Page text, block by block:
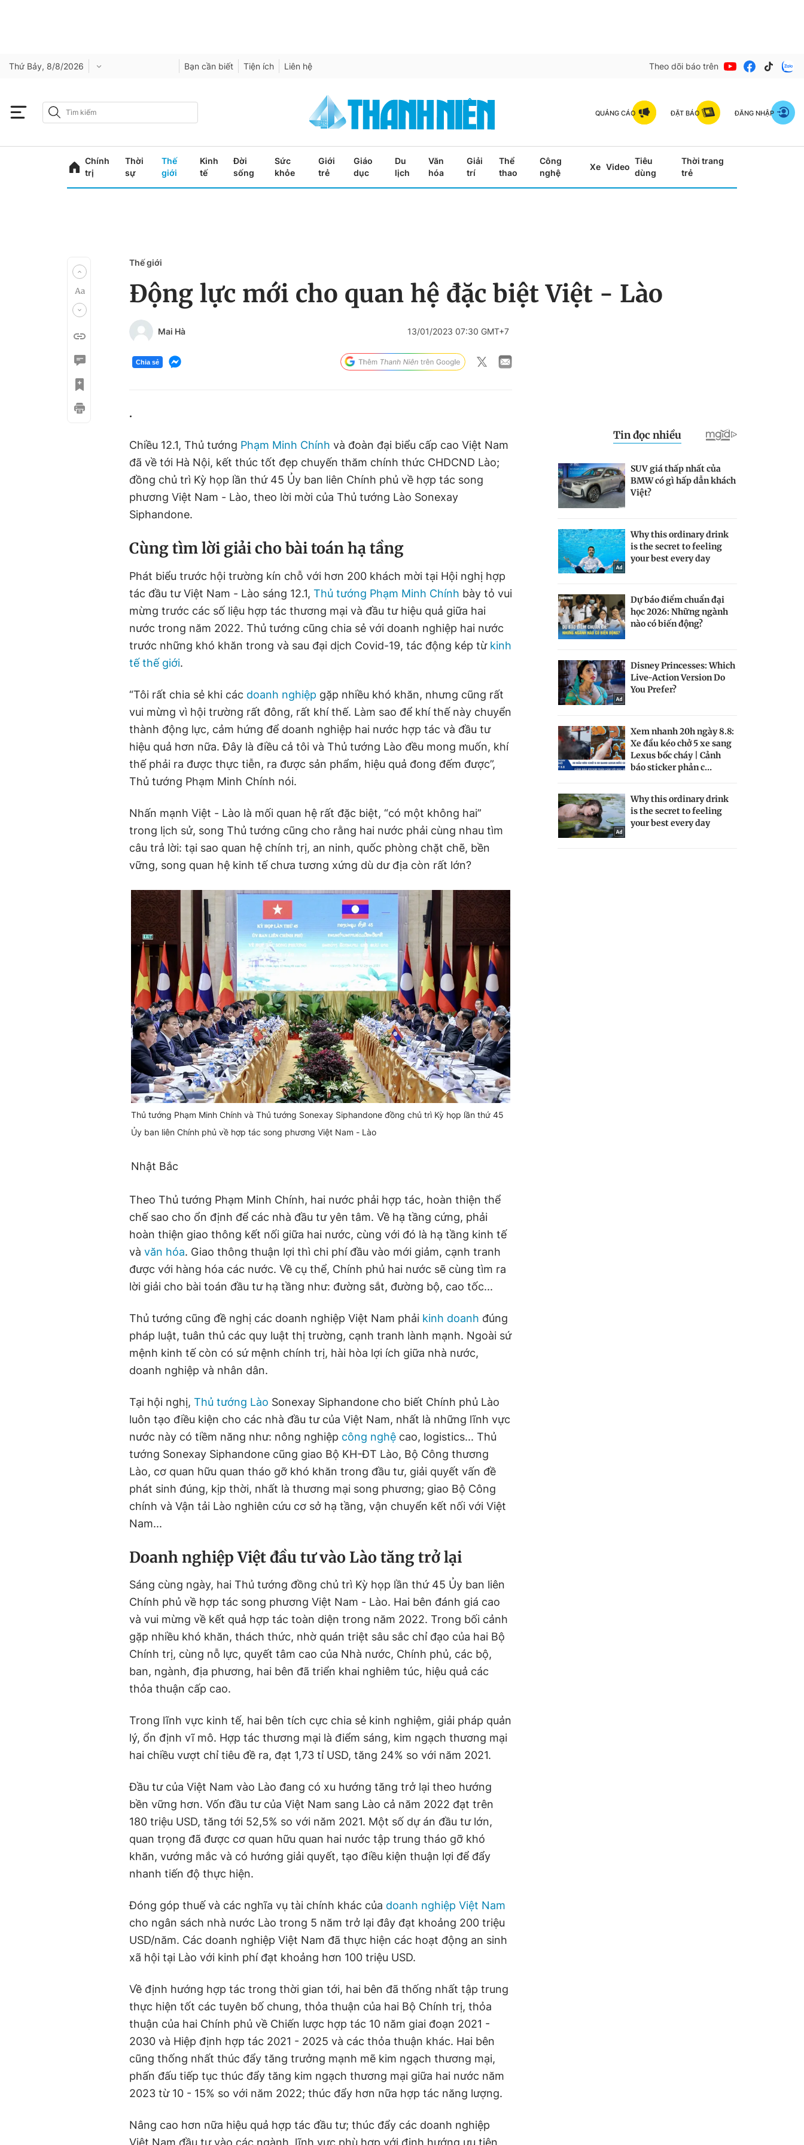
Thứ Bảy, 8/8/2026 Bạn cần biết Tiện ích Liên hệ Theo dõi báo trên
QUẢNG CÁO ĐẶT BÁO ĐĂNG NHẬP
Chính
trị
Thời
sự
Thế
giới
Kinh
tế
Đời
sống
Sức
khỏe
Giới
trẻ
Giáo
dục
Du
lịch
Văn
hóa
Giải
trí
Thể
thao
Công
nghệ
Xe Video
Tiêu
dùng
Thời trang
trẻ
Thế giới
Động lực mới cho quan hệ đặc biệt Việt - Lào
Mai Hà 13/01/2023 07:30 GMT+7
Chia sẻ
.
Chiều 12.1, Thủ tướng Phạm Minh Chính và đoàn đại biểu cấp cao Việt Nam
đã về tới Hà Nội, kết thúc tốt đẹp chuyến thăm chính thức CHDCND Lào;
đồng chủ trì Kỳ họp lần thứ 45 Ủy ban liên Chính phủ về hợp tác song
phương Việt Nam - Lào, theo lời mời của Thủ tướng Lào Sonexay
Siphandone.
Cùng tìm lời giải cho bài toán hạ tầng
Phát biểu trước hội trường kín chỗ với hơn 200 khách mời tại Hội nghị hợp
tác đầu tư Việt Nam - Lào sáng 12.1, Thủ tướng Phạm Minh Chính bày tỏ vui
mừng trước các số liệu hợp tác thương mại và đầu tư hiệu quả giữa hai
nước trong năm 2022. Thủ tướng cũng chia sẻ với doanh nghiệp hai nước
trước những khó khăn trong và sau đại dịch Covid-19, tác động kép từ kinh
tế thế giới.
“Tôi rất chia sẻ khi các doanh nghiệp gặp nhiều khó khăn, nhưng cũng rất
vui mừng vì hội trường rất đông, rất khí thế. Làm sao để khí thế này chuyển
thành động lực, cảm hứng để doanh nghiệp hai nước hợp tác và đầu tư
hiệu quả hơn nữa. Đây là điều cả tôi và Thủ tướng Lào đều mong muốn, khí
thế phải ra được thực tiễn, ra được sản phẩm, hiệu quả đong đếm được”,
Thủ tướng Phạm Minh Chính nói.
Nhấn mạnh Việt - Lào là mối quan hệ rất đặc biệt, “có một không hai”
trong lịch sử, song Thủ tướng cũng cho rằng hai nước phải cùng nhau tìm
câu trả lời: tại sao quan hệ chính trị, an ninh, quốc phòng chặt chẽ, bền
vững, song quan hệ kinh tế chưa tương xứng dù dư địa còn rất lớn?
Thủ tướng Phạm Minh Chính và Thủ tướng Sonexay Siphandone đồng chủ trì Kỳ họp lần thứ 45
Ủy ban liên Chính phủ về hợp tác song phương Việt Nam - Lào
Nhật Bắc
Theo Thủ tướng Phạm Minh Chính, hai nước phải hợp tác, hoàn thiện thể
chế sao cho ổn định để các nhà đầu tư yên tâm. Về hạ tầng cứng, phải
hoàn thiện giao thông kết nối giữa hai nước, cùng với đó là hạ tầng kinh tế
và văn hóa. Giao thông thuận lợi thì chi phí đầu vào mới giảm, cạnh tranh
được với hàng hóa các nước. Về cụ thể, Chính phủ hai nước sẽ cùng tìm ra
lời giải cho bài toán đầu tư hạ tầng như: đường sắt, đường bộ, cao tốc...
Thủ tướng cũng đề nghị các doanh nghiệp Việt Nam phải kinh doanh đúng
pháp luật, tuân thủ các quy luật thị trường, cạnh tranh lành mạnh. Ngoài sứ
mệnh kinh tế còn có sứ mệnh chính trị, hài hòa lợi ích giữa nhà nước,
doanh nghiệp và nhân dân.
Tại hội nghị, Thủ tướng Lào Sonexay Siphandone cho biết Chính phủ Lào
luôn tạo điều kiện cho các nhà đầu tư của Việt Nam, nhất là những lĩnh vực
nước này có tiềm năng như: nông nghiệp công nghệ cao, logistics... Thủ
tướng Sonexay Siphandone cũng giao Bộ KH-ĐT Lào, Bộ Công thương
Lào, cơ quan hữu quan tháo gỡ khó khăn trong đầu tư, giải quyết vấn đề
phát sinh đúng, kịp thời, nhất là thương mại song phương; giao Bộ Công
chính và Vận tải Lào nghiên cứu cơ sở hạ tầng, vận chuyển kết nối với Việt
Nam...
Doanh nghiệp Việt đầu tư vào Lào tăng trở lại
Sáng cùng ngày, hai Thủ tướng đồng chủ trì Kỳ họp lần thứ 45 Ủy ban liên
Chính phủ về hợp tác song phương Việt Nam - Lào. Hai bên đánh giá cao
và vui mừng về kết quả hợp tác toàn diện trong năm 2022. Trong bối cảnh
gặp nhiều khó khăn, thách thức, nhờ quán triệt sâu sắc chỉ đạo của hai Bộ
Chính trị, cùng nỗ lực, quyết tâm cao của Nhà nước, Chính phủ, các bộ,
ban, ngành, địa phương, hai bên đã triển khai nghiêm túc, hiệu quả các
thỏa thuận cấp cao.
Trong lĩnh vực kinh tế, hai bên tích cực chia sẻ kinh nghiệm, giải pháp quản
lý, ổn định vĩ mô. Hợp tác thương mại là điểm sáng, kim ngạch thương mại
hai chiều vượt chỉ tiêu đề ra, đạt 1,73 tỉ USD, tăng 24% so với năm 2021.
Đầu tư của Việt Nam vào Lào đang có xu hướng tăng trở lại theo hướng
bền vững hơn. Vốn đầu tư của Việt Nam sang Lào cả năm 2022 đạt trên
180 triệu USD, tăng tới 52,5% so với năm 2021. Một số dự án đầu tư lớn,
quan trọng đã được cơ quan hữu quan hai nước tập trung tháo gỡ khó
khăn, vướng mắc và có hướng giải quyết, tạo điều kiện thuận lợi để đẩy
nhanh tiến độ thực hiện.
Đóng góp thuế và các nghĩa vụ tài chính khác của doanh nghiệp Việt Nam
cho ngân sách nhà nước Lào trong 5 năm trở lại đây đạt khoảng 200 triệu
USD/năm. Các doanh nghiệp Việt Nam đã thực hiện các hoạt động an sinh
xã hội tại Lào với kinh phí đạt khoảng hơn 100 triệu USD.
Về định hướng hợp tác trong thời gian tới, hai bên đã thống nhất tập trung
thực hiện tốt các tuyên bố chung, thỏa thuận của hai Bộ Chính trị, thỏa
thuận của hai Chính phủ về Chiến lược hợp tác 10 năm giai đoạn 2021 -
2030 và Hiệp định hợp tác 2021 - 2025 và các thỏa thuận khác. Hai bên
cũng thống nhất thúc đẩy tăng trưởng mạnh mẽ kim ngạch thương mại,
phấn đấu tiếp tục thúc đẩy tăng kim ngạch thương mại giữa hai nước năm
2023 từ 10 - 15% so với năm 2022; thúc đẩy hơn nữa hợp tác năng lượng.
Nâng cao hơn nữa hiệu quả hợp tác đầu tư; thúc đẩy các doanh nghiệp
Việt Nam đầu tư vào các ngành, lĩnh vực phù hợp với định hướng ưu tiên